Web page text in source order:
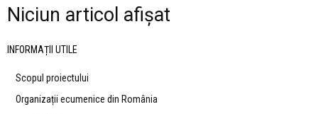
Niciun articol afișat
INFORMAȚII UTILE
Scopul proiectului
Organizații ecumenice din România